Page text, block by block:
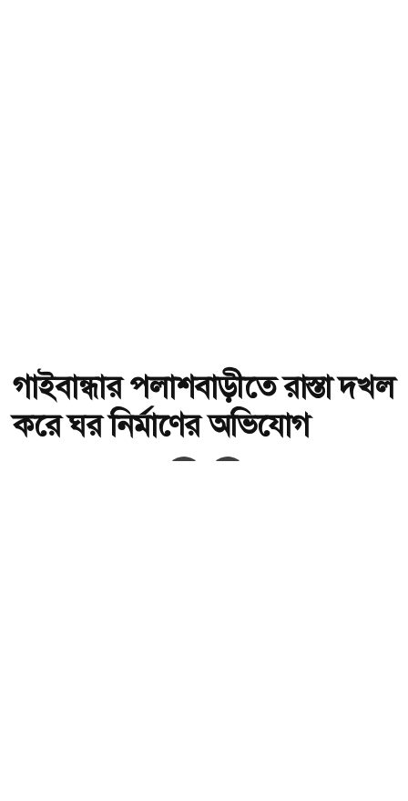
গাইবান্ধার পলাশবাড়ীতে রাস্তা দখল
করে ঘর নির্মাণের অভিযোগ